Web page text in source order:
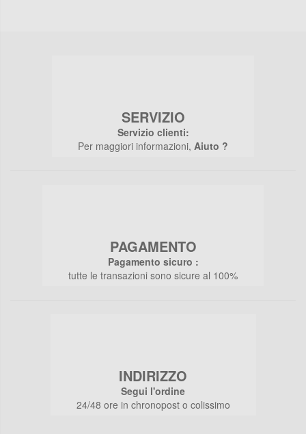
SERVIZIO
Servizio clienti:
Per maggiori informazioni, Aiuto ?
PAGAMENTO
Pagamento sicuro :
tutte le transazioni sono sicure al 100%
INDIRIZZO
Segui l'ordine
24/48 ore in chronopost o colissimo